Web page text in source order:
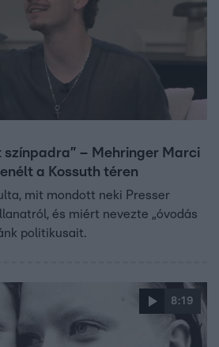
színpadra” – Mehringer Marci
a Kossuth téren
mit mondott neki Presser
és miért nevezte „óvodás
politikusait.
8:19